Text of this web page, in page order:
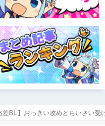
差BL】おっきい攻めとちいさい